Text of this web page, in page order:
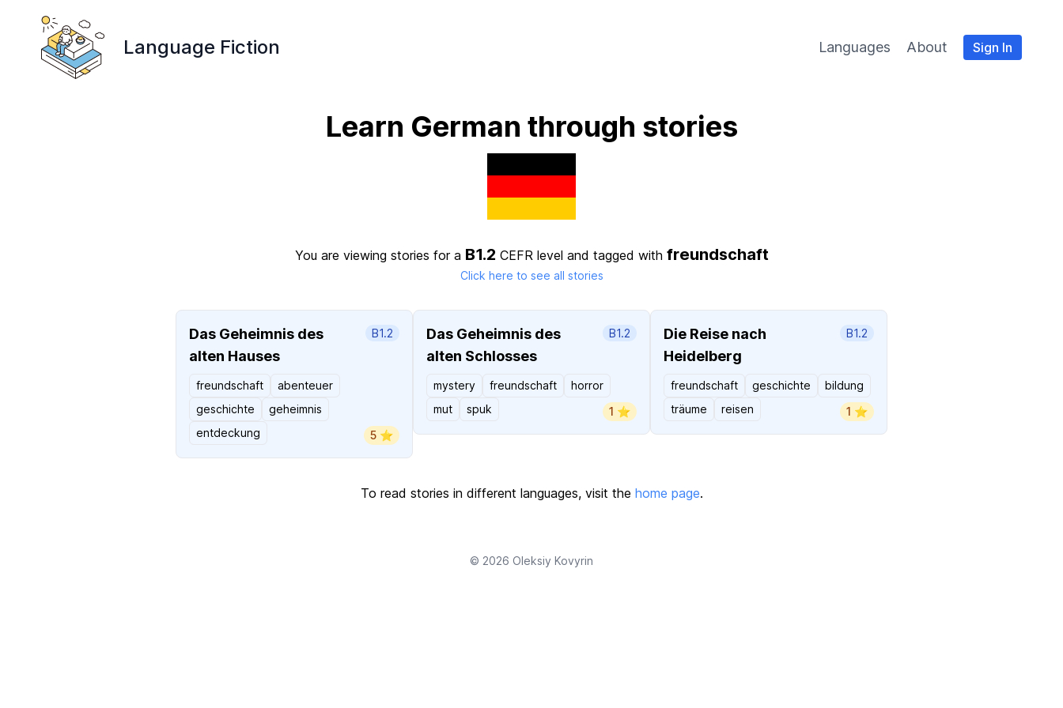
Language Fiction Languages About Sign In
Learn German through stories
You are viewing stories for a B1.2 CEFR level and tagged with freundschaft
Click here to see all stories
Das Geheimnis des
alten Hauses
B1.2
freundschaft
abenteuer
geschichte
geheimnis
entdeckung
5 ⭐️
Das Geheimnis des
alten Schlosses
B1.2
mystery freundschaft
horror
mut
spuk 1 ⭐️
Die Reise nach
Heidelberg
B1.2
freundschaft geschichte
bildung
träume
reisen 1 ⭐️
To read stories in different languages, visit the home page.
© 2026 Oleksiy Kovyrin